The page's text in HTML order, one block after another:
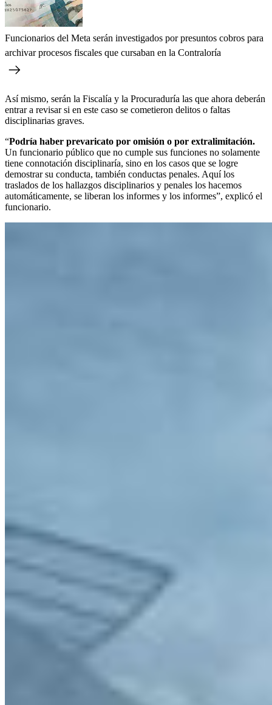
Funcionarios del Meta serán investigados por presuntos cobros para
archivar procesos fiscales que cursaban en la Contraloría
Así mismo, serán la Fiscalía y la Procuraduría las que ahora deberán
entrar a revisar si en este caso se cometieron delitos o faltas
disciplinarias graves.
“Podría haber prevaricato por omisión o por extralimitación.
Un funcionario público que no cumple sus funciones no solamente
tiene connotación disciplinaría, sino en los casos que se logre
demostrar su conducta, también conductas penales. Aquí los
traslados de los hallazgos disciplinarios y penales los hacemos
automáticamente, se liberan los informes y los informes”, explicó el
funcionario.